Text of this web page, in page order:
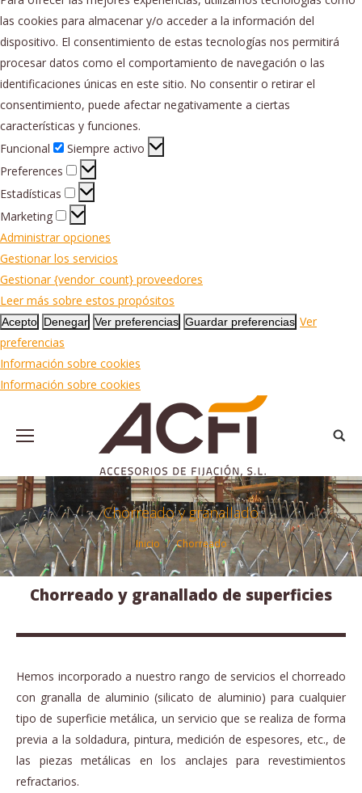
las cookies para almacenar y/o acceder a la información del
dispositivo. El consentimiento de estas tecnologías nos permitirá
procesar datos como el comportamiento de navegación o las
identificaciones únicas en este sitio. No consentir o retirar el
consentimiento, puede afectar negativamente a ciertas
características y funciones.
Funcional
Funcional
Siempre activo
Preferences
Preferences
Estadísticas
Estadísticas
Marketing
Marketing
Administrar opciones
Gestionar los servicios
Gestionar {vendor_count} proveedores
Leer más sobre estos propósitos
Acepto Denegar Ver preferencias Guardar preferencias Ver
preferencias
Información sobre cookies
Información sobre cookies
Chorreado y granallado
Estás aquí: Inicio Chorreado
Chorreado y granallado de superficies
Hemos incorporado a nuestro rango de servicios el chorreado
con granalla de aluminio (silicato de aluminio) para cualquier
tipo de superficie metálica, un servicio que se realiza de forma
previa a la soldadura, pintura, medición de espesores, etc., de
las piezas metálicas en los anclajes para revestimientos
refractarios.